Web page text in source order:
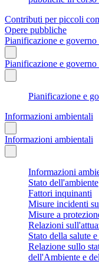
Contributi per piccoli
Opere pubbliche
Pianificazione e
Pianificazione e
Pianificazione e
Informazioni ambientali
Informazioni ambientali
Informazioni
Stato dell'ambiente
Fattori inquinanti
Misure incidenti
Misure a
Relazioni
Stato della salute
Relazione sullo
dell'Ambiente e